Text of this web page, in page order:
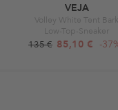
VEJA
Volley White Tent Bark
Low-Top-Sneaker
135 € 85,10 € -